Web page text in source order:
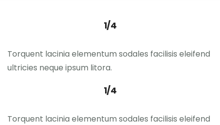
1/4
Torquent lacinia elementum sodales facilisis eleifend
ultricies neque ipsum litora.
1/4
Torquent lacinia elementum sodales facilisis eleifend